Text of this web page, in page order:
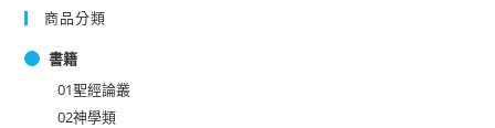
商品分類
書籍
01聖經論叢
02神學類